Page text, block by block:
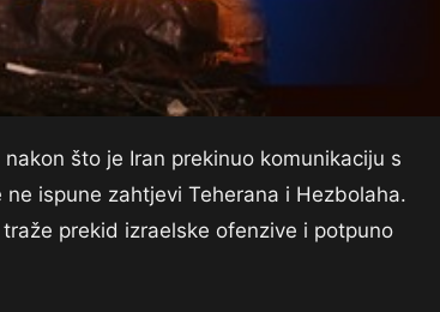
što je Iran prekinuo komunikaciju s
ispune zahtjevi Teherana i Hezbolaha.
prekid izraelske ofenzive i potpuno